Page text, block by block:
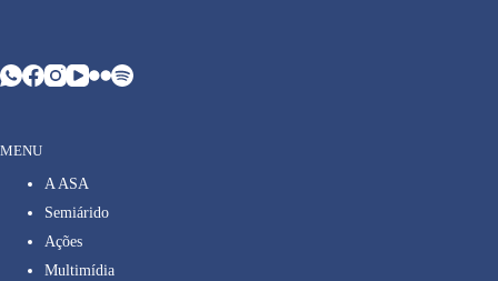
MENU
A ASA
Semiárido
Ações
Multimídia